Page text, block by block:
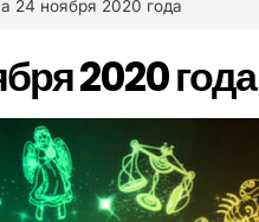
24 ноября 2020 года
2020 года